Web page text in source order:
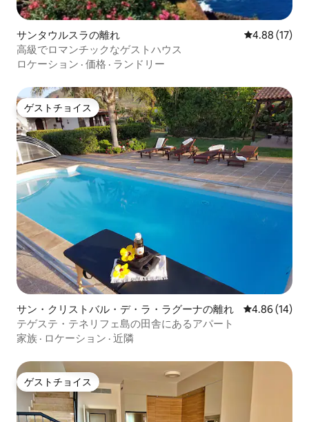
サンタウルスラの離れ レビュー17
4.88 (17)
高級でロマンチックなゲストハウス
ロケーション · 価格 · ランドリー
ゲストチョイス
ゲストチョイス
サン・クリストバル・デ・ラ・ラグーナの離れ レビュー14
4.86 (14)
テゲステ・テネリフェ島の田舎にあるアパート
家族 · ロケーション · 近隣
ゲストチョイス
ゲストチョイス